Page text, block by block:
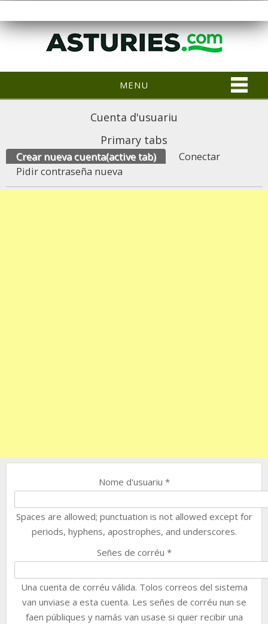
MENU
Cuenta d'usuariu
Primary tabs
Crear nueva cuenta(active tab)
Conectar
Pidir contraseña nueva
Nome d'usuariu *
Spaces are allowed; punctuation is not allowed except for
periods, hyphens, apostrophes, and underscores.
Señes de corréu *
Una cuenta de corréu válida. Tolos correos del sistema
van unviase a esta cuenta. Les señes de corréu nun se
faen públiques y namás van usase si quier recibir una